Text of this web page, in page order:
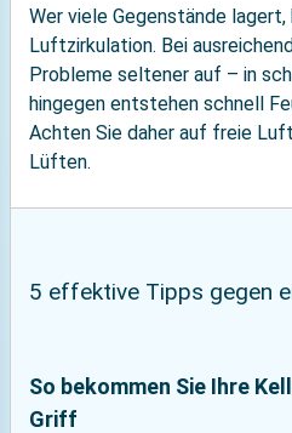
Wer viele Gegenstände
Luftzirkulation. Bei
Probleme seltener auf – in
hingegen entstehen schnell
Achten Sie daher auf freie
Lüften.
5 effektive Tipps gegen
So bekommen Sie Ihre
Griff